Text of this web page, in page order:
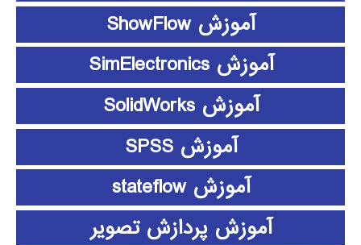
آموزش ShowFlow
آموزش SimElectronics
آموزش SolidWorks
آموزش SPSS
آموزش stateflow
آموزش پردازش تصویر